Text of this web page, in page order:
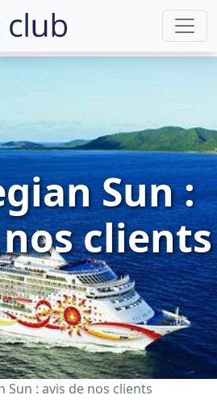
Sun :
clients
Sun : avis de nos clients